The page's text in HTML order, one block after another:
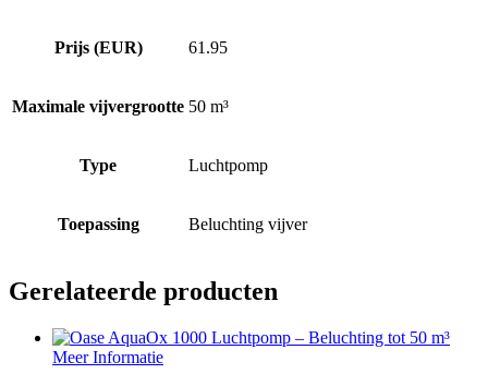
Prijs (EUR) 61.95
Maximale vijvergrootte 50 m³
Type Luchtpomp
Toepassing Beluchting vijver
Gerelateerde producten
Meer Informatie